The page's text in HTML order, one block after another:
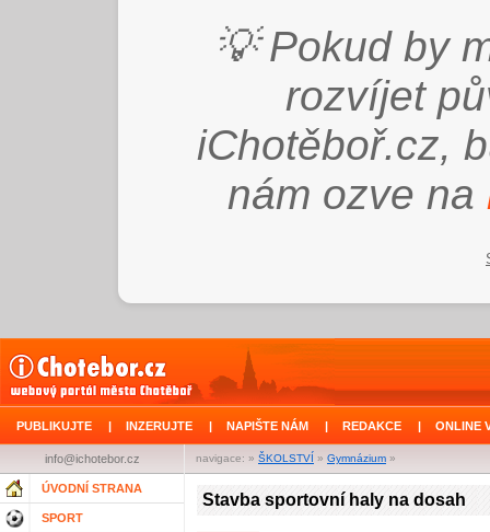
💡 Pokud by
rozvíjet
iChotěboř.cz,
nám ozve na
PUBLIKUJTE | INZERUJTE | NAPIŠTE NÁM | REDAKCE | ONLINE
navigace: » ŠKOLSTVÍ » Gymnázium »
info@ichotebor.cz
ÚVODNÍ STRANA
SPORT
Stavba sportovní haly na dosah